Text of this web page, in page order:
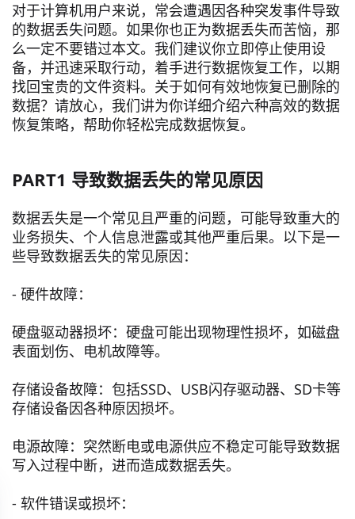
对于计算机用户来说，常会遭遇因各种突发事件导致
的数据丢失问题。如果你也正为数据丢失而苦恼，那
么一定不要错过本文。我们建议你立即停止使用设
备，并迅速采取行动，着手进行数据恢复工作，以期
找回宝贵的文件资料。关于如何有效地恢复已删除的
数据？请放心，我们讲为你详细介绍六种高效的数据
恢复策略，帮助你轻松完成数据恢复。
PART1 导致数据丢失的常见原因
数据丢失是一个常见且严重的问题，可能导致重大的
业务损失、个人信息泄露或其他严重后果。以下是一
些导致数据丢失的常见原因：
- 硬件故障：
硬盘驱动器损坏：硬盘可能出现物理性损坏，如磁盘
表面划伤、电机故障等。
存储设备故障：包括SSD、USB闪存驱动器、SD卡等
存储设备因各种原因损坏。
电源故障：突然断电或电源供应不稳定可能导致数据
写入过程中断，进而造成数据丢失。
- 软件错误或损坏：